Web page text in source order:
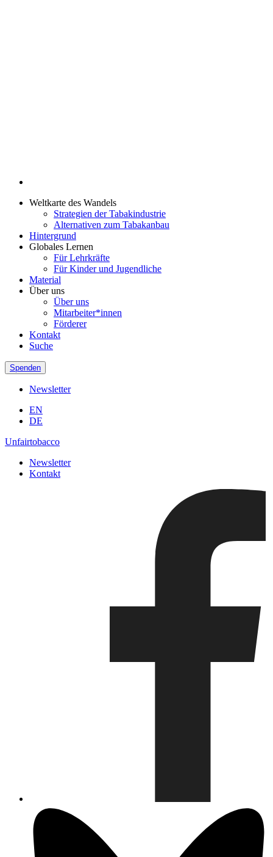
Weltkarte des Wandels
Strategien der Tabakindustrie
Alternativen zum Tabakanbau
Hintergrund
Globales Lernen
Für Lehrkräfte
Für Kinder und Jugendliche
Material
Über uns
Über uns
Mitarbeiter*innen
Förderer
Kontakt
Suche
Spenden
Newsletter
EN
DE
Unfairtobacco
Newsletter
Kontakt